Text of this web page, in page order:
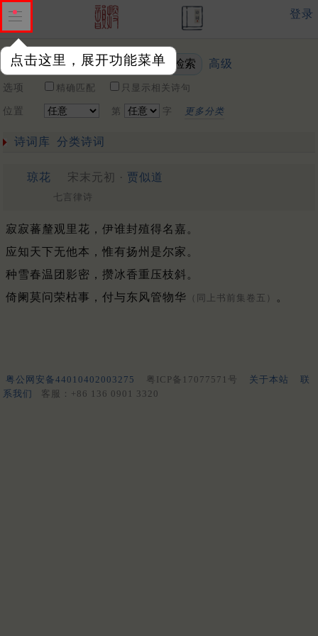
点击这里，展开功能菜单
登录
关键词 高级
选项 精确匹配 只显示相关诗句
位置 第 字 更多分类
诗词库 分类诗词
琼花 宋末元初 · 贾似道
七言律诗
寂寂蕃釐观里花，伊谁封殖得名嘉。
应知天下无他本，惟有扬州是尔家。
种雪春温团影密，攒冰香重压枝斜。
倚阑莫问荣枯事，付与东风管物华 （同上书前集卷五） 。
粤公网安备44010402003275 粤ICP备17077571号 关于本站
联
系我们
客服：+86 136 0901 3320